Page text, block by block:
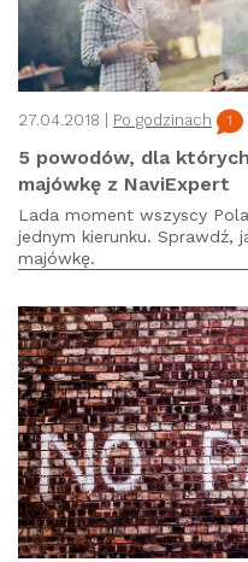
27.04.2018 | Po godzinach 1
5 powodów, dla
majówkę z NaviExpert
Lada moment wszyscy
jednym kierunku. Sprawdź,
majówkę.